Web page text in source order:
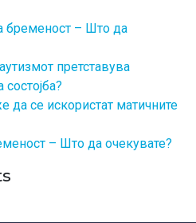
бременост – Што да
претставува
да се искористат матичните
– Што да очекувате?